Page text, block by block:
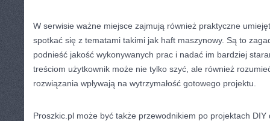
W serwisie ważne miejsce zajmują również praktyczne
spotkać się z tematami takimi jak haft maszynowy. Są to
podnieść jakość wykonywanych prac i nadać im bardziej
treściom użytkownik może nie tylko szyć, ale również
rozwiązania wpływają na wytrzymałość gotowego projektu.
Proszkic.pl może być także przewodnikiem po projektach